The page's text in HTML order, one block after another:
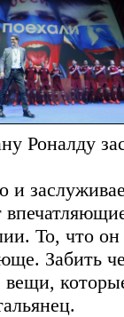
Роналду
и
То, что
Забить